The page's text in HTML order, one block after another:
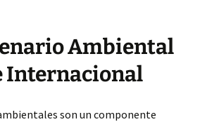
Ambiental
Internacional
son un componente